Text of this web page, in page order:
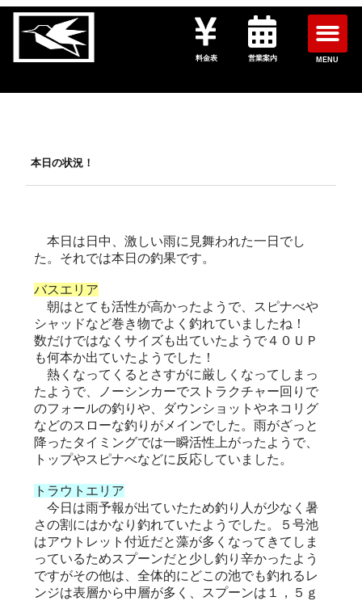
料金表 営業案内 MENU
本日の状況！
本日は日中、激しい雨に見舞われた一日でし
た。それでは本日の釣果です。
バスエリア
朝はとても活性が高かったようで、スピナべや
シャッドなど巻き物でよく釣れていましたね！
数だけではなくサイズも出ていたようで４０ＵＰ
も何本か出ていたようでした！
熱くなってくるとさすがに厳しくなってしまっ
たようで、ノーシンカーでストラクチャー回りで
のフォールの釣りや、ダウンショットやネコリグ
などのスローな釣りがメインでした。雨がざっと
降ったタイミングでは一瞬活性上がったようで、
トップやスピナべなどに反応していました。
トラウトエリア
今日は雨予報が出ていたため釣り人が少なく暑
さの割にはかなり釣れていたようでした。５号池
はアウトレット付近だと藻が多くなってきてしま
っているためスプーンだと少し釣り辛かったよう
ですがその他は、全体的にどこの池でも釣れるレ
ンジは表層から中層が多く、スプーンは１，５ｇ